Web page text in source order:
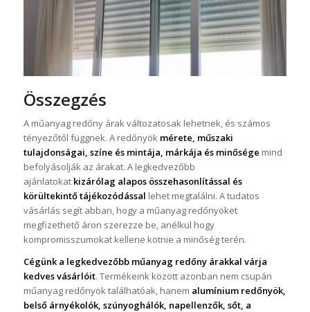
Összegzés
A műanyag redőny árak változatosak lehetnek, és számos
tényezőtől függnek. A redőnyök mérete, műszaki
tulajdonságai, színe és mintája, márkája és minősége mind
befolyásolják az árakat. A legkedvezőbb
ajánlatokat kizárólag alapos összehasonlítással és
körültekintő tájékozódással lehet megtalálni. A tudatos
vásárlás segít abban, hogy a műanyag redőnyöket
megfizethető áron szerezze be, anélkül hogy
kompromisszumokat kellene kötnie a minőség terén.
Cégünk a legkedvezőbb műanyag redőny árakkal várja
kedves vásárlóit. Termékeink között azonban nem csupán
műanyag redőnyök találhatóak, hanem alumínium redőnyök,
belső árnyékolók, szúnyoghálók, napellenzők, sőt, a